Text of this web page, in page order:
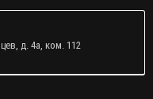
д. 4а, ком. 112